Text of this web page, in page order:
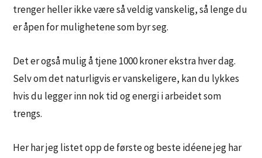
trenger heller ikke være så veldig vanskelig, så lenge du
er åpen for mulighetene som byr seg.
Det er også mulig å tjene 1000 kroner ekstra hver dag.
Selv om det naturligvis er vanskeligere, kan du lykkes
hvis du legger inn nok tid og energi i arbeidet som
trengs.
Her har jeg listet opp de første og beste idéene jeg har